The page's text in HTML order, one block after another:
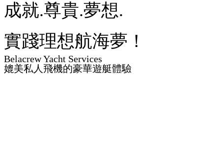
成就.尊貴.夢想.
實踐理想航海夢！
Belacrew Yacht Services
媲美私人飛機的豪華遊艇體驗